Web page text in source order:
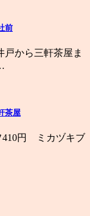
前
から三軒茶屋ま
茶屋
410円 ミカヅキブ